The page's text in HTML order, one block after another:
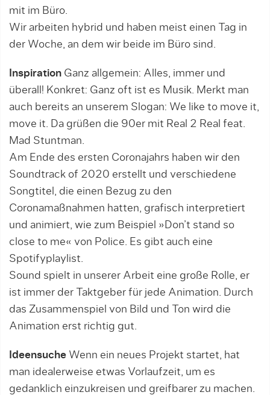
mit im Büro.
Wir arbeiten hybrid und haben meist einen Tag in
der Woche, an dem wir beide im Büro sind.
Inspiration Ganz allgemein: Alles, immer und
überall! Konkret: Ganz oft ist es Musik. Merkt man
auch bereits an unserem Slogan: We like to move it,
move it. Da grüßen die 90er mit Real 2 Real feat.
Mad Stuntman.
Am Ende des ersten Coronajahrs haben wir den
Soundtrack of 2020 erstellt und verschiedene
Songtitel, die einen Bezug zu den
Coronamaßnahmen hatten, grafisch interpretiert
und animiert, wie zum Beispiel »Don’t stand so
close to me« von Police. Es gibt auch eine
Spotifyplaylist.
Sound spielt in unserer Arbeit eine große Rolle, er
ist immer der Taktgeber für jede Animation. Durch
das Zusammenspiel von Bild und Ton wird die
Animation erst richtig gut.
Ideensuche Wenn ein neues Projekt startet, hat
man idealerweise etwas Vorlaufzeit, um es
gedanklich einzukreisen und greifbarer zu machen.